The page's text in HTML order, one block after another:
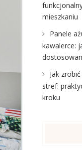
mieszkaniu
Panele
kawalerce:
Jak
stref:
kroku